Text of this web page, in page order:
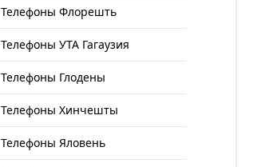
Телефоны Флорешть
Телефоны УТА Гагаузия
Телефоны Глодены
Телефоны Хинчешты
Телефоны Яловень